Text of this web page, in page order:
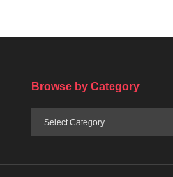
Browse by Category